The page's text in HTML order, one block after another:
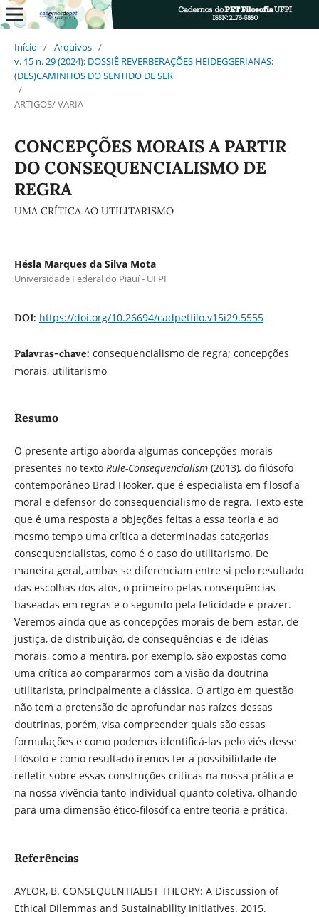
Início / Arquivos /
v. 15 n. 29 (2024): DOSSIÊ REVERBERAÇÕES HEIDEGGERIANAS:
(DES)CAMINHOS DO SENTIDO DE SER
/
ARTIGOS/ VARIA
CONCEPÇÕES MORAIS A PARTIR
DO CONSEQUENCIALISMO DE
REGRA
UMA CRÍTICA AO UTILITARISMO
Hésla Marques da Silva Mota
Universidade Federal do Piauí - UFPI
DOI: https://doi.org/10.26694/cadpetfilo.v15i29.5555
Palavras-chave: consequencialismo de regra; concepções
morais, utilitarismo
Resumo
O presente artigo aborda algumas concepções morais
presentes no texto Rule-Consequencialism(2013), do filósofo
contemporâneo Brad Hooker, que é especialista em filosofia
moral e defensor do consequencialismo de regra. Texto este
que é uma resposta a objeções feitas a essa teoria e ao
mesmo tempo uma crítica a determinadas categorias
consequencialistas, como é o caso do utilitarismo. De
maneira geral, ambas se diferenciam entre si pelo resultado
das escolhas dos atos, o primeiro pelas consequências
baseadas em regras e o segundo pela felicidade e prazer.
Veremos ainda que as concepções morais de bem-estar, de
justiça, de distribuição, de consequências e de idéias
morais, como a mentira, por exemplo, são expostas como
uma crítica ao compararmos com a visão da doutrina
utilitarista, principalmente a clássica. O artigo em questão
não tem a pretensão de aprofundar nas raízes dessas
doutrinas, porém, visa compreender quais são essas
formulações e como podemos identificá-las pelo viés desse
filósofo e como resultado iremos ter a possibilidade de
refletir sobre essas construções críticas na nossa prática e
na nossa vivência tanto individual quanto coletiva, olhando
para uma dimensão ético-filosófica entre teoria e prática.
Referências
AYLOR, B. CONSEQUENTIALIST THEORY: A Discussion of
Ethical Dilemmas and Sustainability Initiatives. 2015.